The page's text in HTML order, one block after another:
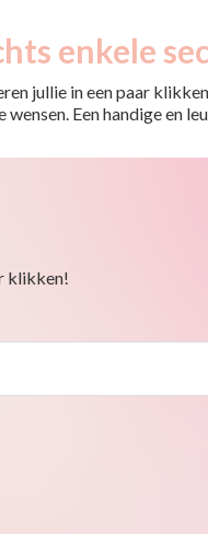
enkele
jullie in een paar
Een handige en
klikken!